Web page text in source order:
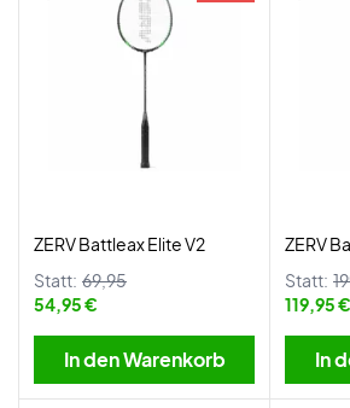
ZERV Battleax Elite V2
Statt: 69,95
54,95 €
In den Warenkorb
ZERV
Statt:
119,95 €
In